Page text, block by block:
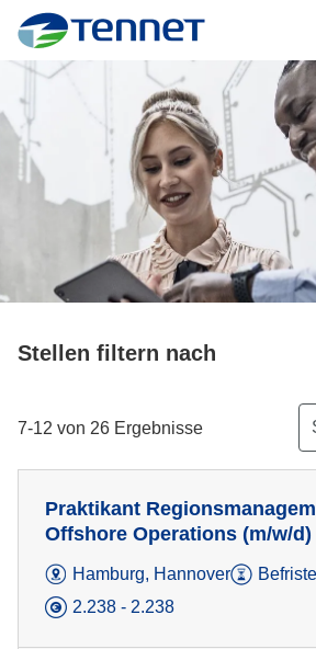
TenneT
Stellen filtern nach
7-12 von 26 Ergebnisse
Praktikant
Offshore Operations (m/w/d)
Hamburg, Hannover
2.238 - 2.238